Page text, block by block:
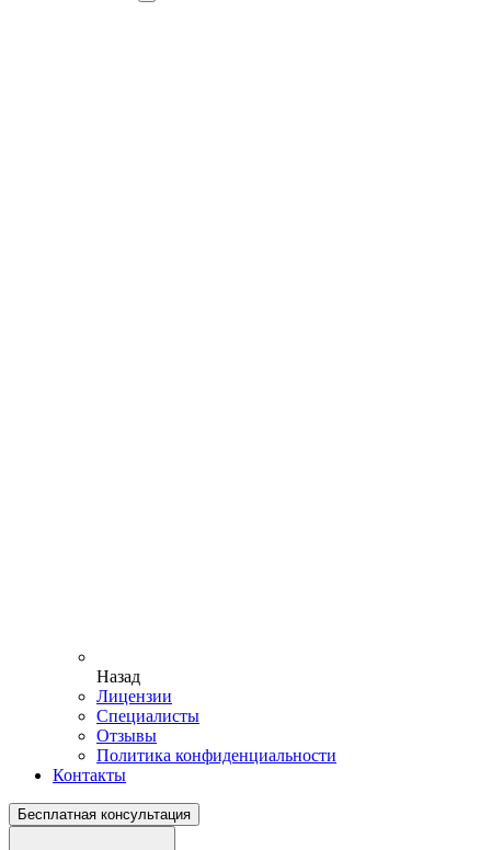
Назад
Лицензии
Специалисты
Отзывы
Политика конфиденциальности
Контакты
Бесплатная консультация